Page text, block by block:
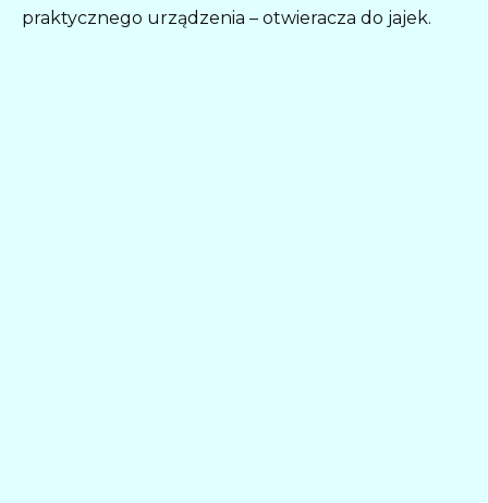
praktycznego urządzenia – otwieracza do jajek.